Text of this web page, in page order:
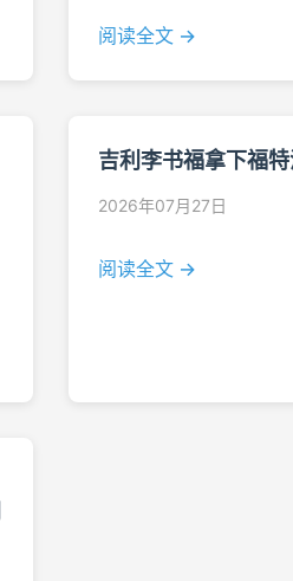
阅读全文 →
吉利李书福拿下福特
2026年07月27日
阅读全文 →